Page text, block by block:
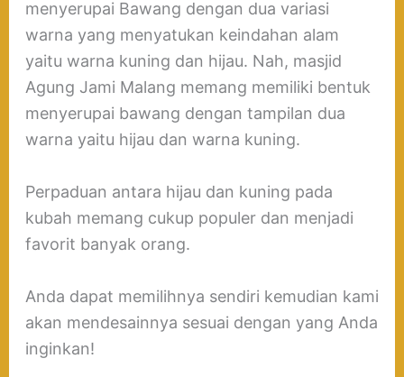
menyerupai Bawang dengan dua variasi
warna yang menyatukan keindahan alam
yaitu warna kuning dan hijau. Nah, masjid
Agung Jami Malang memang memiliki bentuk
menyerupai bawang dengan tampilan dua
warna yaitu hijau dan warna kuning.
Perpaduan antara hijau dan kuning pada
kubah memang cukup populer dan menjadi
favorit banyak orang.
Anda dapat memilihnya sendiri kemudian kami
akan mendesainnya sesuai dengan yang Anda
inginkan!